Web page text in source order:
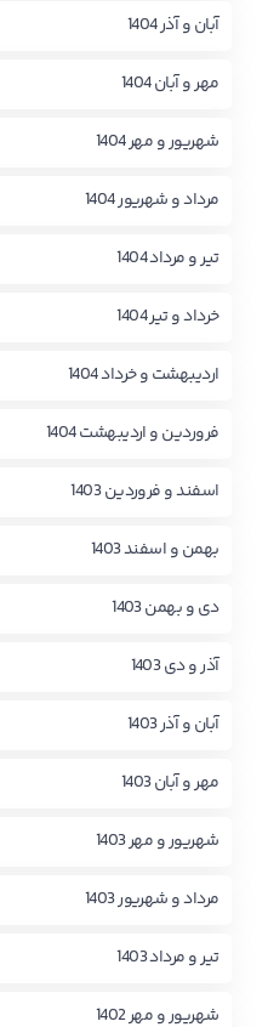
آبان و آذر 1404
مهر و آبان 1404
شهریور و مهر 1404
مرداد و شهریور 1404
تیر و مرداد 1404
خرداد و تیر 1404
اردیبهشت و خرداد 1404
فروردین و اردیبهشت 1404
اسفند و فروردین 1403
بهمن و اسفند 1403
دی و بهمن 1403
آذر و دی 1403
آبان و آذر 1403
مهر و آبان 1403
شهریور و مهر 1403
مرداد و شهریور 1403
تیر و مرداد 1403
شهریور و مهر 1402